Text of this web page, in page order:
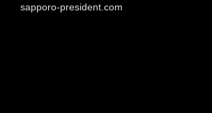
sapporo-president.com